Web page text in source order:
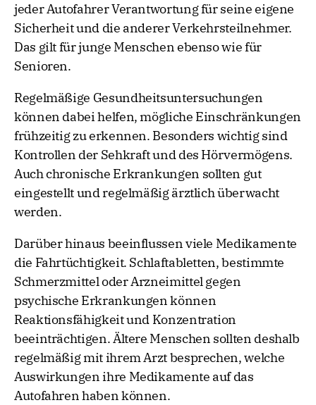
jeder Autofahrer Verantwortung für seine eigene
Sicherheit und die anderer Verkehrsteilnehmer.
Das gilt für junge Menschen ebenso wie für
Senioren.
Regelmäßige Gesundheitsuntersuchungen
können dabei helfen, mögliche Einschränkungen
frühzeitig zu erkennen. Besonders wichtig sind
Kontrollen der Sehkraft und des Hörvermögens.
Auch chronische Erkrankungen sollten gut
eingestellt und regelmäßig ärztlich überwacht
werden.
Darüber hinaus beeinflussen viele Medikamente
die Fahrtüchtigkeit. Schlaftabletten, bestimmte
Schmerzmittel oder Arzneimittel gegen
psychische Erkrankungen können
Reaktionsfähigkeit und Konzentration
beeinträchtigen. Ältere Menschen sollten deshalb
regelmäßig mit ihrem Arzt besprechen, welche
Auswirkungen ihre Medikamente auf das
Autofahren haben können.